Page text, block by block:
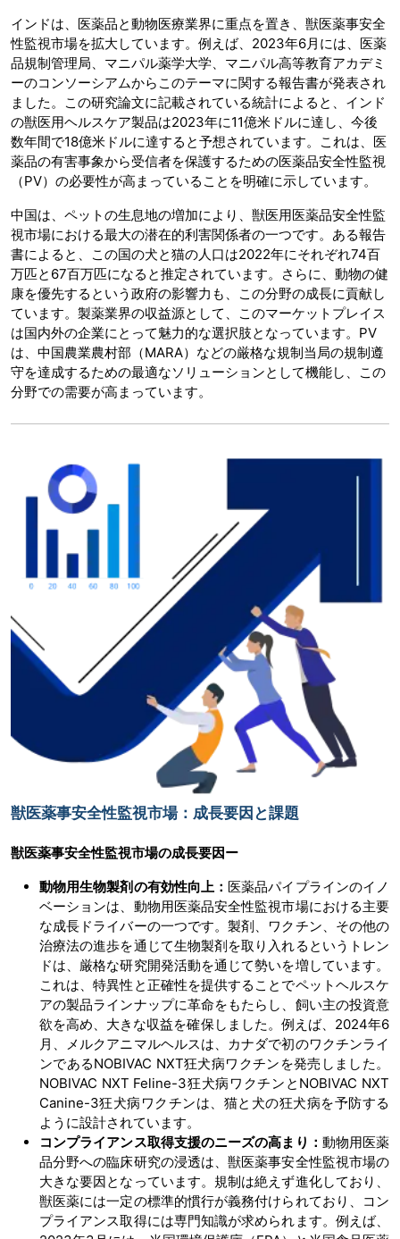
インドは、医薬品と動物医療業界に重点を置き、獣医薬事安全
性監視市場を拡大しています。例えば、2023年6月には、医薬
品規制管理局、マニパル薬学大学、マニパル高等教育アカデミ
ーのコンソーシアムからこのテーマに関する報告書が発表され
ました。この研究論文に記載されている統計によると、インド
の獣医用ヘルスケア製品は2023年に11億米ドルに達し、今後
数年間で18億米ドルに達すると予想されています。これは、医
薬品の有害事象から受信者を保護するための医薬品安全性監視
（PV）の必要性が高まっていることを明確に示しています。
中国は、ペットの生息地の増加により、獣医用医薬品安全性監
視市場における最大の潜在的利害関係者の一つです。ある報告
書によると、この国の犬と猫の人口は2022年にそれぞれ74百
万匹と67百万匹になると推定されています。さらに、動物の健
康を優先するという政府の影響力も、この分野の成長に貢献し
ています。製薬業界の収益源として、このマーケットプレイス
は国内外の企業にとって魅力的な選択肢となっています。PV
は、中国農業農村部（MARA）などの厳格な規制当局の規制遵
守を達成するための最適なソリューションとして機能し、この
分野での需要が高まっています。
獣医薬事安全性監視市場：成長要因と課題
獣医薬事安全性監視市場の成長要因ー
動物用生物製剤の有効性向上： 医薬品パイプラインのイノ
ベーションは、動物用医薬品安全性監視市場における主要
な成長ドライバーの一つです。製剤、ワクチン、その他の
治療法の進歩を通じて生物製剤を取り入れるというトレン
ドは、厳格な研究開発活動を通じて勢いを増しています。
これは、特異性と正確性を提供することでペットヘルスケ
アの製品ラインナップに革命をもたらし、飼い主の投資意
欲を高め、大きな収益を確保しました。例えば、2024年6
月、メルクアニマルヘルスは、カナダで初のワクチンライ
ンであるNOBIVAC NXT狂犬病ワクチンを発売しました。
NOBIVAC NXT Feline-3狂犬病ワクチンとNOBIVAC NXT
Canine-3狂犬病ワクチンは、猫と犬の狂犬病を予防する
ように設計されています。
コンプライアンス取得支援のニーズの高まり： 動物用医薬
品分野への臨床研究の浸透は、獣医薬事安全性監視市場の
大きな要因となっています。規制は絶えず進化しており、
獣医薬には一定の標準的慣行が義務付けられており、コン
プライアンス取得には専門知識が求められます。例えば、